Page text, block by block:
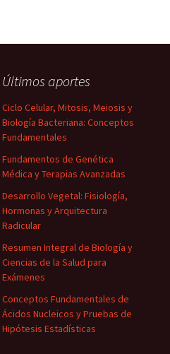
Últimos aportes
Ciclo Celular, Mitosis, Meiosis y
Biología Bacteriana: Conceptos
Fundamentales
Fundamentos de Genética
Médica y Terapias Avanzadas
Desarrollo Vegetal: Fisiología,
Hormonas y Arquitectura
Radicular
Resumen Integral de Biología y
Ciencias de la Salud para
Exámenes
Conceptos Fundamentales de
Ácidos Nucleicos y Pruebas de
Hipótesis Estadísticas